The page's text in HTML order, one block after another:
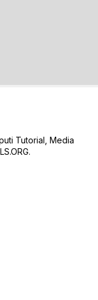
Tutorial, Media